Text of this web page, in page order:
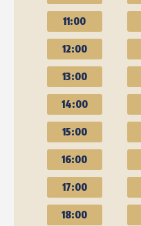
11:00
12:00
13:00
14:00
15:00
16:00
17:00
18:00